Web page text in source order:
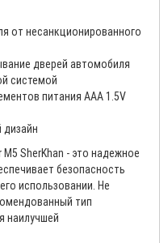
от несанкционированного
дверей автомобиля
системой
питания AAA 1.5V
SherKhan - это надежное
безопасность
использовании. Не
тип
наилучшей